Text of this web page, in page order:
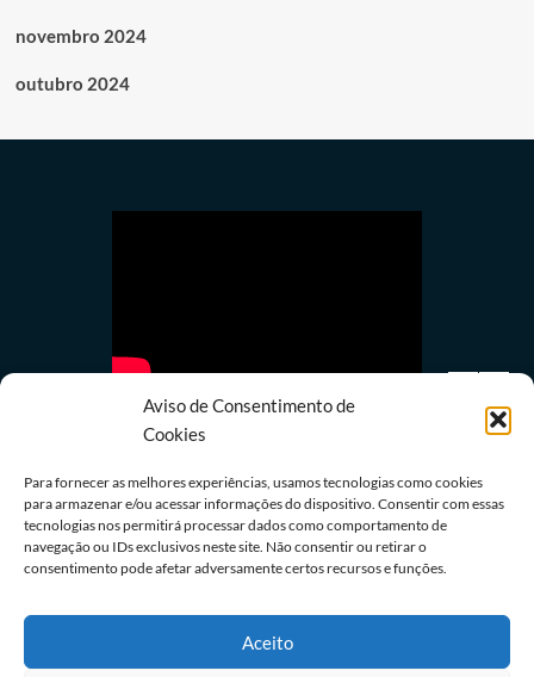
Aviso de Consentimento de
Cookies
Para fornecer as melhores experiências, usamos tecnologias como cookies
para armazenar e/ou acessar informações do dispositivo. Consentir com essas
tecnologias nos permitirá processar dados como comportamento de
navegação ou IDs exclusivos neste site. Não consentir ou retirar o
consentimento pode afetar adversamente certos recursos e funções.
Aceito
novembro 2024
outubro 2024
Política
Avanço da IA corrói financiamento do jornalismo
profissional no Brasil
Redação 09/08/2026